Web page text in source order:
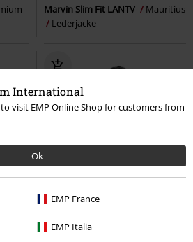
International
to visit EMP Online Shop for customers from
Ok
EMP France
EMP Italia
Marvin Slim Fit LANTV
Mauritius
Lederjacke